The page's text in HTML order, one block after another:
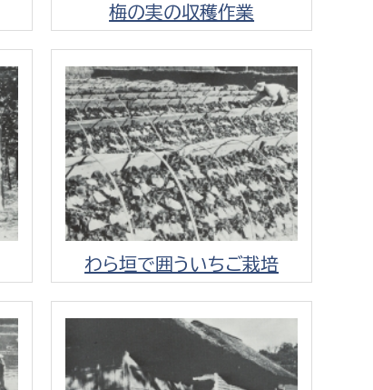
梅の実の収穫作業
わら垣で囲ういちご栽培